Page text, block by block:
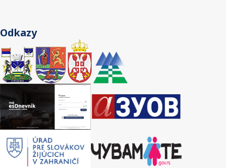
Odkazy